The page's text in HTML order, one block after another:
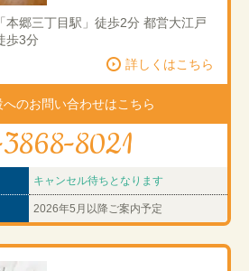
本郷三丁目駅」徒歩2分 都営大江戸
歩3分
詳しくはこちら
へのお問い合わせはこちら
8021
キャンセル待ちとなります
2026年5月以降ご案内予定